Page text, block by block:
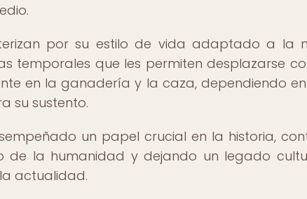
por su estilo de vida adaptado a la
temporales que les permiten desplazarse
en la ganadería y la caza, dependiendo
su sustento.
un papel crucial en la historia,
de la humanidad y dejando un legado
actualidad.